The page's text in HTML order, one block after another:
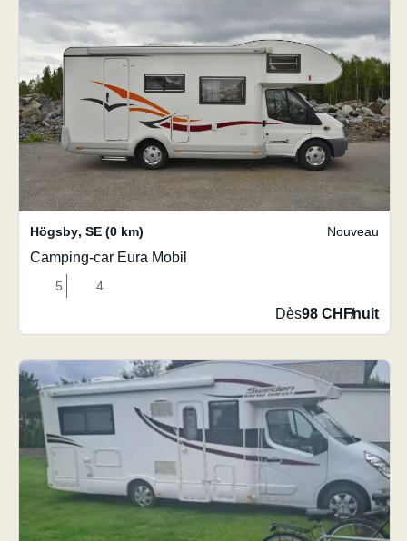
Högsby, SE (0 km) Nouveau
Camping-car Eura Mobil
5 4
Dès98 CHF/nuit